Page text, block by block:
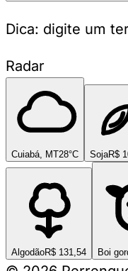
Dica: digite um
Radar
Cuiabá, MT28°C SojaR$
AlgodãoR$ 131,54 Boi